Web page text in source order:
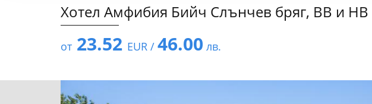
Хотел Амфибия Бийч Слънчев бряг, BB и
от 23.52 EUR / 46.00 лв.